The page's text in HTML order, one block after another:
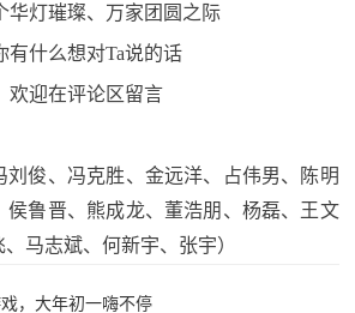
华灯璀璨、万家团圆之际
有什么想对Ta说的话
欢迎在评论区留言
刘俊、冯克胜、金远洋、占伟男、陈明
侯鲁晋、熊成龙、董浩朋、杨磊、王文
马志斌、何新宇、张宇）
，大年初一嗨不停